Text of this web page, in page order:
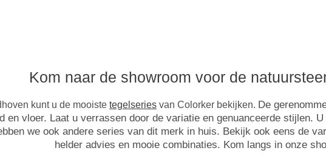
Kom naar de showroom voor de
kunt u de mooiste tegelseries van Colorker bekijken. De
en vloer. Laat u verrassen door de variatie en genuanceerde stijlen.
we ook andere series van dit merk in huis. Bekijk ook eens de
helder advies en mooie combinaties. Kom langs in onze